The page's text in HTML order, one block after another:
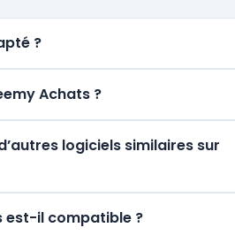
?
Achats ?
logiciels similaires sur
est-il compatible ?